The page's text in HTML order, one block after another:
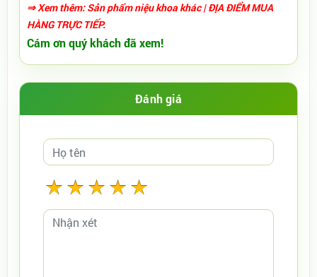
⇒ Xem thêm:Sản phẩm niệu khoa khác|ĐỊA ĐIỂM MUA
HÀNG TRỰC TIẾP.
Cám ơn quý khách đã xem!
Đánh giá